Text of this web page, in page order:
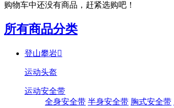
购物车中还没有商品，赶紧选购吧！
所有商品分类
登山攀岩
运动头盔
运动安全带
全身安全带 半身安全带 胸式安全带